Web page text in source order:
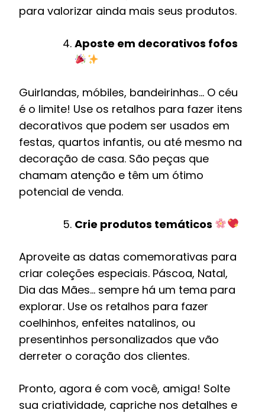
para valorizar ainda mais seus produtos.
Aposte em decorativos fofos
Guirlandas, móbiles, bandeirinhas… O céu
é o limite! Use os retalhos para fazer itens
decorativos que podem ser usados em
festas, quartos infantis, ou até mesmo na
decoração de casa. São peças que
chamam atenção e têm um ótimo
potencial de venda.
Crie produtos temáticos
Aproveite as datas comemorativas para
criar coleções especiais. Páscoa, Natal,
Dia das Mães… sempre há um tema para
explorar. Use os retalhos para fazer
coelhinhos, enfeites natalinos, ou
presentinhos personalizados que vão
derreter o coração dos clientes.
Pronto, agora é com você, amiga! Solte
sua criatividade, capriche nos detalhes e